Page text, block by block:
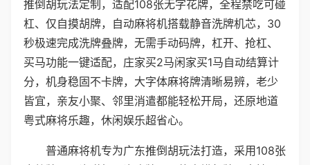
推倒胡玩法定制，适配108张无字花牌，全程禁吃可碰
杠、仅自摸胡牌，自动麻将机搭载静音洗牌机芯，30
秒极速完成洗牌叠牌，无需手动码牌，杠开、抢杠、
买马功能一键适配，庄家买2马闲家买1马自动结算计
分，机身稳固不卡牌，大字体麻将牌清晰易辨，老少
皆宜，亲友小聚、邻里消遣都能轻松开局，还原地道
粤式麻将乐趣，休闲娱乐超省心。
普通麻将机专为广东推倒胡玩法打造，采用108张